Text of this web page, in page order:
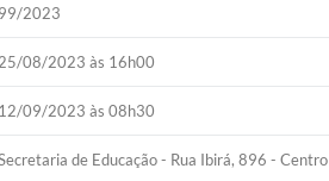
99/2023
25/08/2023 às 16h00
12/09/2023 às 08h30
de Educação - Rua Ibirá, 896 - Centro